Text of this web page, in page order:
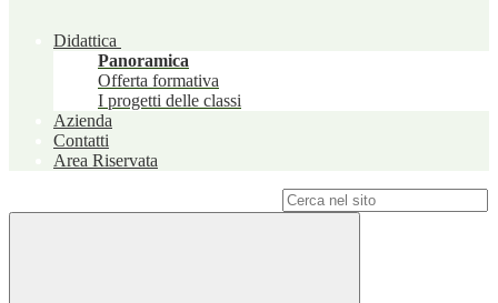
Didattica
Panoramica
Offerta formativa
I progetti delle classi
Azienda
Contatti
Area Riservata